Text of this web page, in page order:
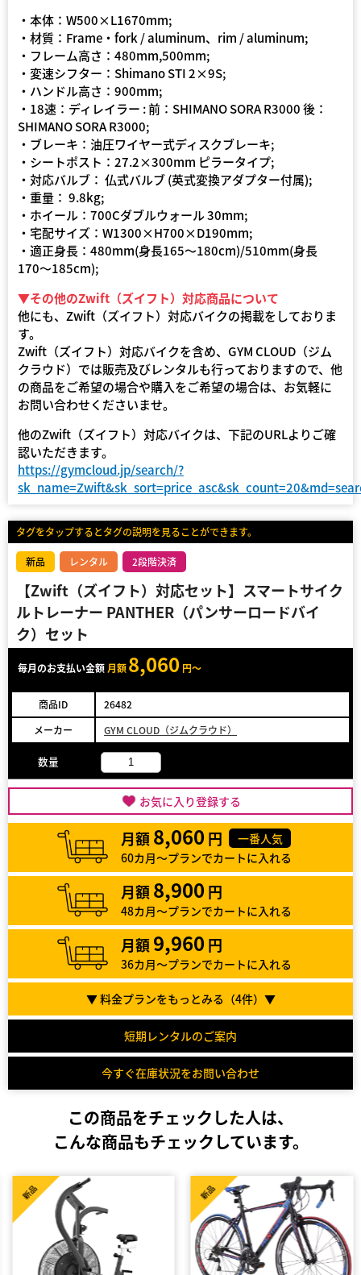
・本体：W500×L1670mm;
・材質：Frame・fork / aluminum、rim / aluminum;
・フレーム高さ：480mm,500mm;
・変速シフター：Shimano STI 2×9S;
・ハンドル高さ：900mm;
・18速：ディレイラー : 前：SHIMANO SORA R3000 後：
SHIMANO SORA R3000;
・ブレーキ：油圧ワイヤー式ディスクブレーキ;
・シートポスト：27.2×300mm ピラータイプ;
・対応バルブ： 仏式バルブ (英式変換アダプター付属);
・重量： 9.8kg;
・ホイール：700Cダブルウォール 30mm;
・宅配サイズ：W1300×H700×D190mm;
・適正身長：480mm(身長165〜180cm)/510mm(身長
170〜185cm);
▼その他のZwift（ズイフト）対応商品について
他にも、Zwift（ズイフト）対応バイクの掲載をしておりま
す。
Zwift（ズイフト）対応バイクを含め、GYM CLOUD（ジム
クラウド）では販売及びレンタルも行っておりますので、他
の商品をご希望の場合や購入をご希望の場合は、お気軽に
お問い合わせくださいませ。
他のZwift（ズイフト）対応バイクは、下記のURLよりご確
認いただきます。
https://gymcloud.jp/search/?
タグをタップするとタグの説明を見ることができます。
新品 レンタル 2段階決済
【Zwift（ズイフト）対応セット】スマートサイク
ルトレーナー PANTHER（パンサーロードバイ
ク）セット
毎月のお支払い金額 月額8,060 円～
商品ID
26482
メーカー
GYM CLOUD（ジムクラウド）
数量
お気に入り登録する
月額 8,060 円
一番人気
60カ月～プランでカートに入れる
月額 8,900 円
48カ月～プランでカートに入れる
月額 9,960 円
36カ月～プランでカートに入れる
▼ 料金プランをもっとみる（4件）▼
短期レンタルのご案内
今すぐ在庫状況をお問い合わせ
この商品をチェックした人は、
こんな商品もチェックしています。
新品 新品